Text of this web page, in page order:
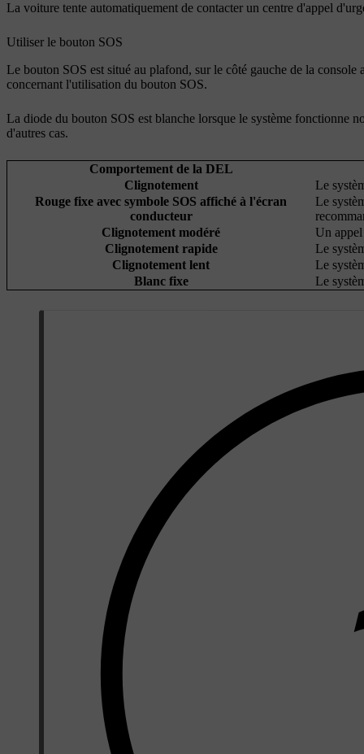
La voiture tente automatiquement de contacter un centre d'appel
Utiliser le bouton SOS
Le bouton SOS est situé au plafond, sur le côté gauche de la
concernant l'utilisation du bouton SOS.
La diode du bouton SOS est blanche lorsque le système fonctionne
d'autres cas.
Comportement de la DEL
Clignotement
Le
Rouge fixe avec symbole SOS affiché à l'écran
conducteur
Le
Clignotement modéré
Un appel
Clignotement rapide
Le
Clignotement lent
Le
Blanc fixe
Le